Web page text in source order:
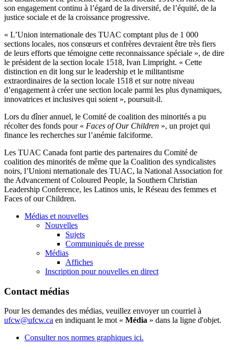
son engagement continu à l’égard de la diversité, de l’équité, de la
justice sociale et de la croissance progressive.
« L’Union internationale des TUAC comptant plus de 1 000
sections locales, nos consœurs et confrères devraient être très fiers
de leurs efforts que témoigne cette reconnaissance spéciale », de dire
le président de la section locale 1518, Ivan Limpright. « Cette
distinction en dit long sur le leadership et le militantisme
extraordinaires de la section locale 1518 et sur notre niveau
d’engagement à créer une section locale parmi les plus dynamiques,
innovatrices et inclusives qui soient », poursuit-il.
Lors du dîner annuel, le Comité de coalition des minorités a pu
récolter des fonds pour « Faces of Our Children », un projet qui
finance les recherches sur l’anémie falciforme.
Les TUAC Canada font partie des partenaires du Comité de
coalition des minorités de même que la Coalition des syndicalistes
noirs, l’Unioni nternationale des TUAC, la National Association for
the Advancement of Coloured People, la Southern Christian
Leadership Conference, les Latinos unis, le Réseau des femmes et
Faces of our Children.
Médias et nouvelles
Nouvelles
Sujets
Communiqués de presse
Médias
Affiches
Inscription pour nouvelles en direct
Contact médias
Pour les demandes des médias, veuillez envoyer un courriel à
ufcw@ufcw.ca en indiquant le mot « Média » dans la ligne d'objet.
Consulter nos normes graphiques ici.